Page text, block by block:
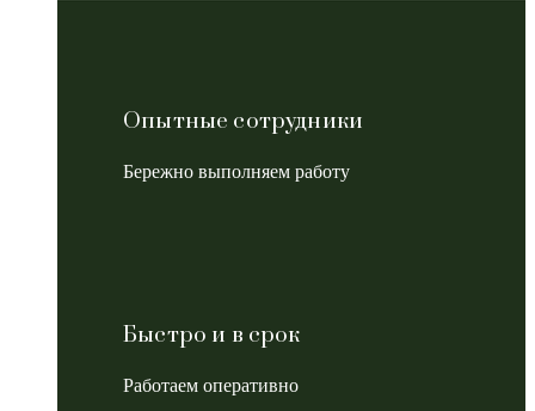
Опытные сотрудники
Бережно выполняем работу
Быстро и в срок
Работаем оперативно